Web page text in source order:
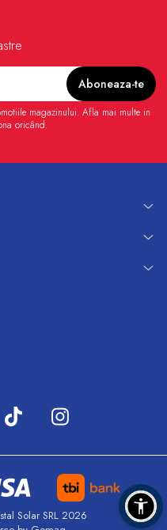
magazinului. Afla mai multe in
oricând.
Solar SRL 2026